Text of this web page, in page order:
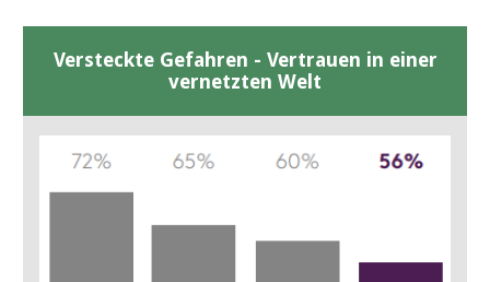
Versteckte Gefahren - Vertrauen in einer
vernetzten Welt